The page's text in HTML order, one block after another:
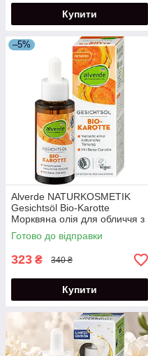
Купити
–5%
Alverde NATURKOSMETIK
Gesichtsöl Bio-Karotte
Морквяна олія для обличчя з
бета-каротином 30 мл
Готово до відправки
323 ₴ 340 ₴
Купити